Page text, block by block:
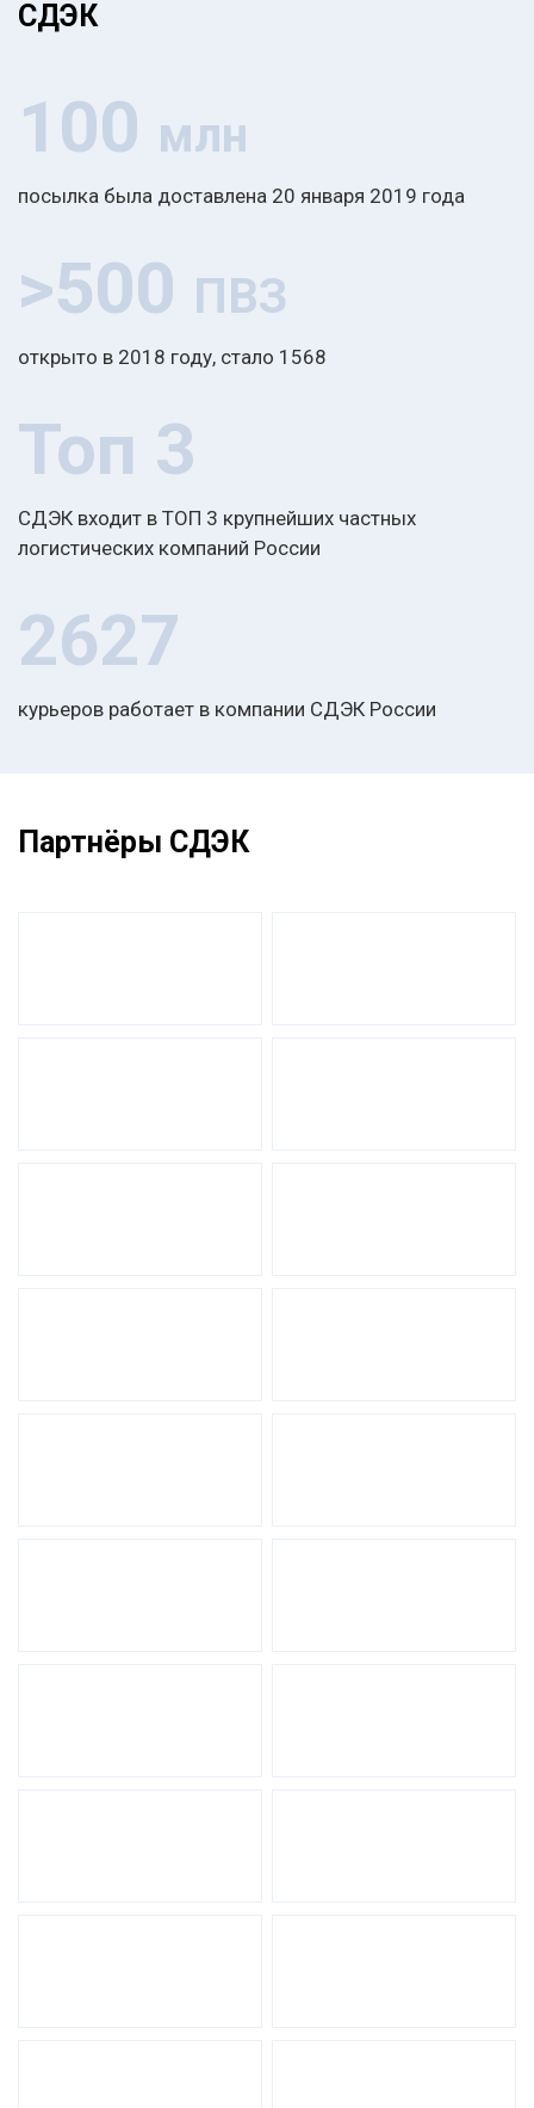
СДЭК
100 млн
посылка была доставлена 20 января 2019 года
>500 ПВЗ
открыто в 2018 году, стало 1568
Топ 3
СДЭК входит в ТОП 3 крупнейших частных
логистических компаний России
2627
курьеров работает в компании СДЭК России
Партнёры СДЭК